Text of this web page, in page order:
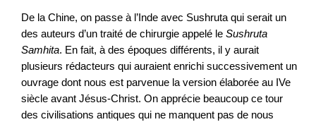
De la Chine, on passe à l’Inde avec Sushruta qui serait un
des auteurs d’un traité de chirurgie appelé le Sushruta
Samhita. En fait, à des époques différents, il y aurait
plusieurs rédacteurs qui auraient enrichi successivement un
ouvrage dont nous est parvenue la version élaborée au IVe
siècle avant Jésus-Christ. On apprécie beaucoup ce tour
des civilisations antiques qui ne manquent pas de nous